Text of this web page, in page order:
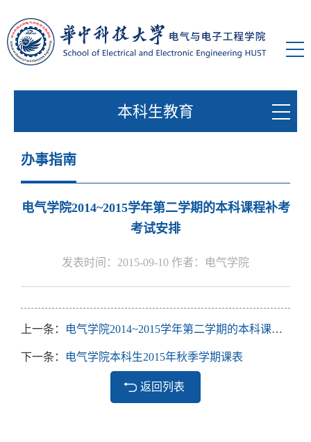
本科生教育
办事指南
电气学院2014~2015学年第二学期的本科课程补考
考试安排
发表时间：2015-09-10 作者：电气学院
上一条： 电气学院2014~2015学年第二学期的本科课程补考考试安排
下一条： 电气学院本科生2015年秋季学期课表
返回列表